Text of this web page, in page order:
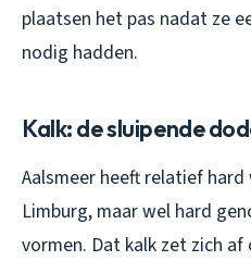
plaatsen het pas nadat ze
nodig hadden.
Kalk: de sluipende
Aalsmeer heeft relatief
Limburg, maar wel hard
vormen. Dat kalk zet zich